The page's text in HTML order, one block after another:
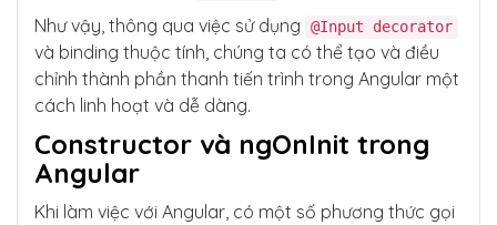
  constructor() {}
  ngOnInit() {}
}
Như vậy, thông qua việc sử dụng
@Input decorator
và binding thuộc tính, chúng ta có thể tạo và điều
chỉnh thành phần thanh tiến trình trong Angular một
cách linh hoạt và dễ dàng.
Constructor và ngOnInit trong
Angular
Khi làm việc với Angular, có một số phương thức gọi